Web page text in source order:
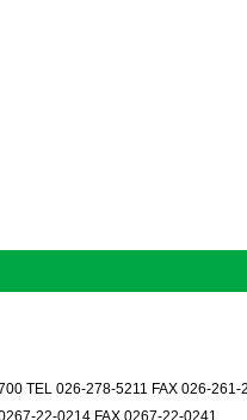
TEL 026-278-5211 FAX 026-261-
22-0214 FAX 0267-22-0241